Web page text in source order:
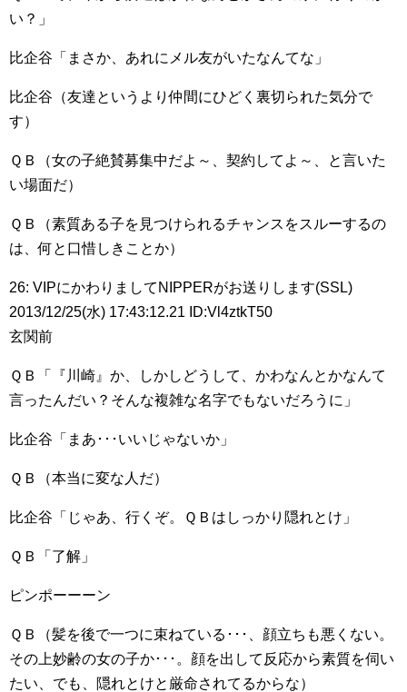
い？」
比企谷「まさか、あれにメル友がいたなんてな」
比企谷（友達というより仲間にひどく裏切られた気分で
す）
ＱＢ（女の子絶賛募集中だよ～、契約してよ～、と言いた
い場面だ）
ＱＢ（素質ある子を見つけられるチャンスをスルーするの
は、何と口惜しきことか）
26: VIPにかわりましてNIPPERがお送りします(SSL)
2013/12/25(水) 17:43:12.21 ID:Vl4ztkT50
玄関前
ＱＢ「『川崎』か、しかしどうして、かわなんとかなんて
言ったんだい？そんな複雑な名字でもないだろうに」
比企谷「まあ･･･いいじゃないか」
ＱＢ（本当に変な人だ）
比企谷「じゃあ、行くぞ。ＱＢはしっかり隠れとけ」
ＱＢ「了解」
ピンポーーーン
ＱＢ（髪を後で一つに束ねている･･･、顔立ちも悪くない。
その上妙齢の女の子か･･･。顔を出して反応から素質を伺い
たい、でも、隠れとけと厳命されてるからな）